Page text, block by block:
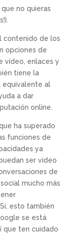
no quieras
contenido de los
opciones de
vídeo, enlaces y
tiene la
equivalente al
a dar
online.
ha superado
funciones de
ya
ser vídeo
de
mucho más
esto también
se está
que ten cuidado